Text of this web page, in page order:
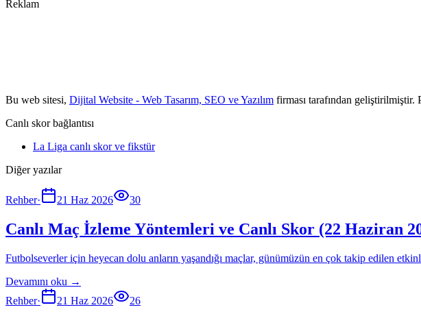
Reklam
Bu web sitesi, Dijital Website - Web Tasarım, SEO ve Yazılım firması tarafından geliştirilmiştir.
Canlı skor bağlantısı
La Liga canlı skor ve fikstür
Diğer yazılar
Rehber· 21 Haz 2026 30
Canlı Maç İzleme Yöntemleri ve Canlı Skor (22 Haziran
Futbolseverler için heyecan dolu anların yaşandığı maçlar, günümüzün en çok takip edilen
Devamını oku →
Rehber· 21 Haz 2026 26